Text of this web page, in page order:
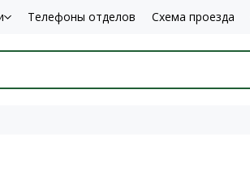
Телефоны отделов Схема проезда